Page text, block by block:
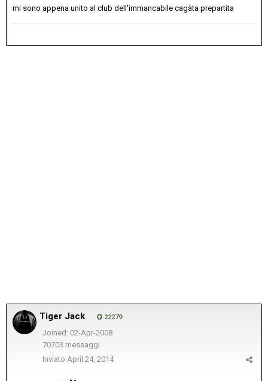
mi sono appena unito al club dell'immancabile cagàta prepartita
Tiger Jack 22279
Joined: 02-Apr-2008
70703 messaggi
Inviato April 24, 2014